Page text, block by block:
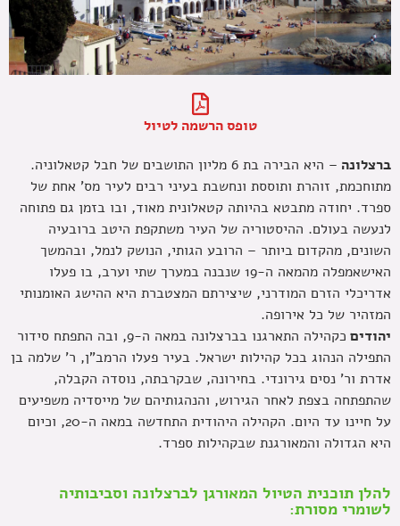
טופס הרשמה לטיול
ברצלונה
– היא הבירה בת 6 מליון התושבים של חבל קטאלוניה.
מתוחכמת, זוהרת ותוססת ונחשבת בעיני רבים לעיר מס' אחת של
ספרד. יחודה מתבטא בהיותה קטאלונית מאוד, ובו בזמן גם פתוחה
לנעשה בעולם. ההיסטוריה של העיר משתקפת היטב ברובעיה
השונים, מהקדום ביותר – הרובע הגותי, הנושק לנמל, ובהמשך
האישאמפלה מהמאה ה-19 שנבנה במערך שתי וערב, בו פעלו
אדריכלי הזרם המודרני, שיצירתם המצטברת היא ההישג האומנותי
המזהיר של כל אירופה.
יהודים
כקהילה התארגנו בברצלונה במאה ה-9, ובה התפתח סידור
התפילה הנהוג בכל קהילות ישראל. בעיר פעלו הרמב"ן, ר' שלמה בן
אדרת ור' נסים גירונדי. בחירונה, שבקרבתה, נוסדה הקבלה,
שהתפתחה בצפת לאחר הגירוש, והנהגותיהם של מייסדיה משפיעים
על חיינו עד היום. הקהילה היהודית התחדשה במאה ה-20, וכיום
היא הגדולה והמאורגנת שבקהילות ספרד.
להלן תוכנית הטיול המאורגן לברצלונה וסביבותיה
לשומרי מסורת: